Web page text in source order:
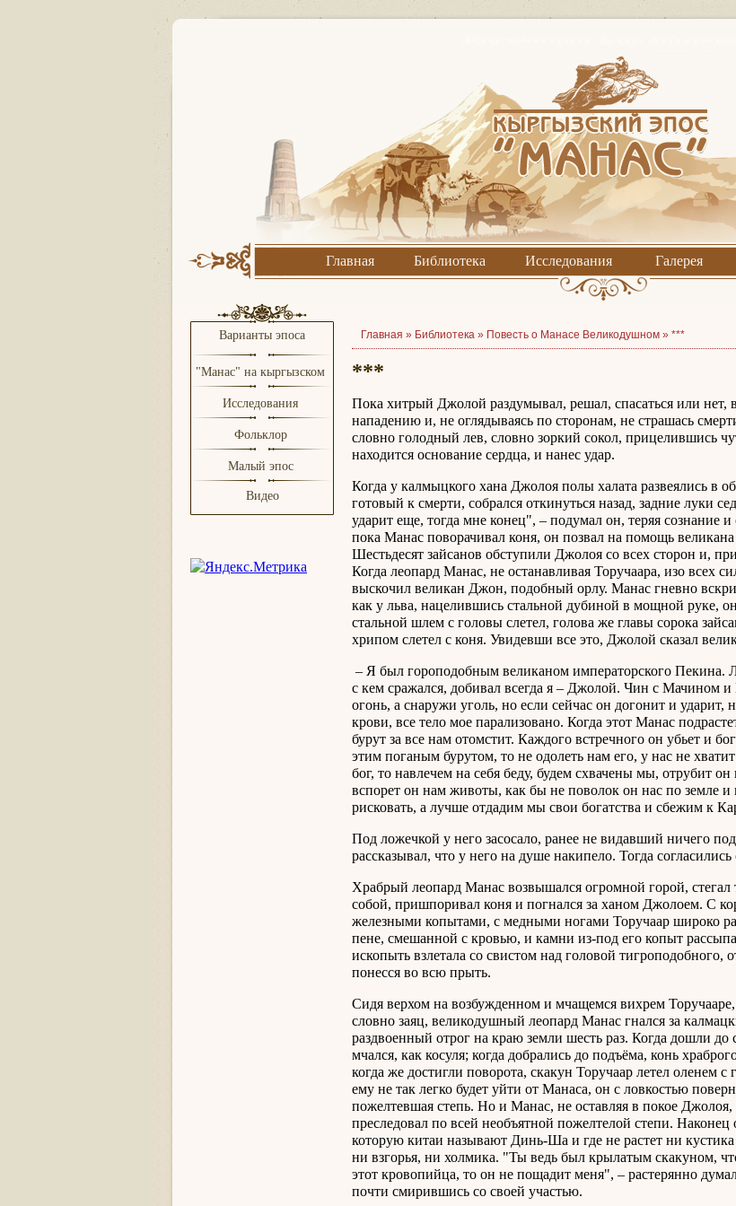
Главная Библиотека Исследования Галерея
Варианты эпоса
"Манас" на кыргызском
Исследования
Фольклор
Малый эпос
Видео
Главная » Библиотека » Повесть о Манасе Великодушном » ***
***
Пока хитрый Джолой раздумывал, решал, спасаться или нет,
нападению и, не оглядываясь по сторонам, не страшась
словно голодный лев, словно зоркий сокол, прицелившись
находится основание сердца, и нанес удар.
Когда у калмыцкого хана Джолоя полы халата развеялись в
готовый к смерти, собрался откинуться назад, задние луки
ударит еще, тогда мне конец", – подумал он, теряя сознание
пока Манас поворачивал коня, он позвал на помощь
Шестьдесят зайсанов обступили Джолоя со всех сторон и,
Когда леопард Манас, не останавливая Торучаара, изо всех
выскочил великан Джон, подобный орлу. Манас гневно
как у льва, нацелившись стальной дубиной в мощной руке,
стальной шлем с головы слетел, голова же главы сорока
хрипом слетел с коня. Увидевши все это, Джолой сказал
– Я был гороподобным великаном императорского Пекина.
с кем сражался, добивал всегда я – Джолой. Чин с Мачином
огонь, а снаружи уголь, но если сейчас он догонит и ударит,
крови, все тело мое парализовано. Когда этот Манас
бурут за все нам отомстит. Каждого встречного он убьет и
этим поганым бурутом, то не одолеть нам его, у нас не
бог, то навлечем на себя беду, будем схвачены мы, отрубит
вспорет он нам животы, как бы не поволок он нас по земле и
рисковать, а лучше отдадим мы свои богатства и сбежим к
Под ложечкой у него засосало, ранее не видавший ничего
рассказывал, что у него на душе накипело. Тогда
Храбрый леопард Манас возвышался огромной горой, стегал
собой, пришпоривал коня и погнался за ханом Джолоем. С
железными копытами, с медными ногами Торучаар широко
пене, смешанной с кровью, и камни из-под его копыт
ископыть взлетала со свистом над головой тигроподобного,
понесся во всю прыть.
Сидя верхом на возбужденном и мчащемся вихрем
словно заяц, великодушный леопард Манас гнался за
раздвоенный отрог на краю земли шесть раз. Когда дошли
мчался, как косуля; когда добрались до подъёма, конь
когда же достигли поворота, скакун Торучаар летел оленем
ему не так легко будет уйти от Манаса, он с ловкостью
пожелтевшая степь. Но и Манас, не оставляя в покое Джолоя,
преследовал по всей необъятной пожелтелой степи.
которую китаи называют Динь-Ша и где не растет ни
ни взгорья, ни холмика. "Ты ведь был крылатым скакуном,
этот кровопийца, то он не пощадит меня", – растерянно
почти смирившись со своей участью.